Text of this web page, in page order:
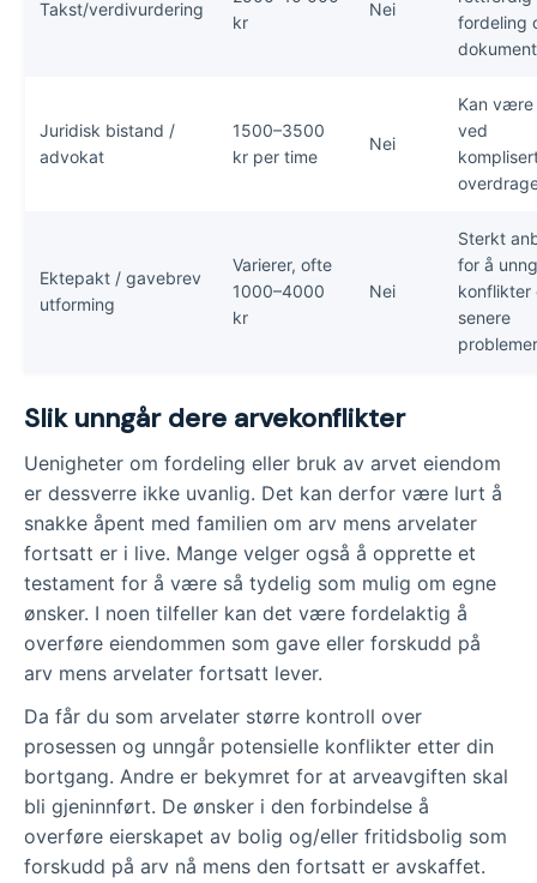
Takst/verdivurdering
kr
Nei
fordeling
Juridisk bistand /
advokat
1500–3500
kr per time
Nei
Kan være
ved
Ektepakt / gavebrev
utforming
Varierer, ofte
1000–4000
kr
Nei
Sterkt
for å
konflikter
senere
problemer
Slik unngår dere arvekonflikter
Uenigheter om fordeling eller bruk av arvet eiendom
er dessverre ikke uvanlig. Det kan derfor være lurt å
snakke åpent med familien om arv mens arvelater
fortsatt er i live. Mange velger også å opprette et
testament for å være så tydelig som mulig om egne
ønsker. I noen tilfeller kan det være fordelaktig å
overføre eiendommen som gave eller forskudd på
arv mens arvelater fortsatt lever.
Da får du som arvelater større kontroll over
prosessen og unngår potensielle konflikter etter din
bortgang. Andre er bekymret for at arveavgiften skal
bli gjeninnført. De ønsker i den forbindelse å
overføre eierskapet av bolig og/eller fritidsbolig som
forskudd på arv nå mens den fortsatt er avskaffet.